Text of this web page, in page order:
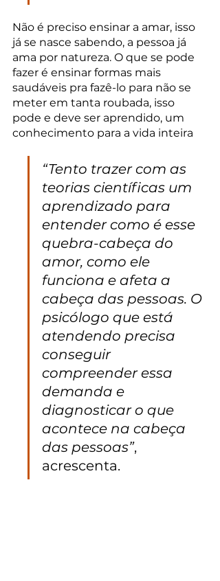
Não é preciso ensinar a amar, isso
já se nasce sabendo, a pessoa já
ama por natureza. O que se pode
fazer é ensinar formas mais
saudáveis pra fazê-lo para não se
meter em tanta roubada, isso
pode e deve ser aprendido, um
conhecimento para a vida inteira
“Tento trazer com as
teorias científicas um
aprendizado para
entender como é esse
quebra-cabeça do
amor, como ele
funciona e afeta a
cabeça das pessoas. O
psicólogo que está
atendendo precisa
conseguir
compreender essa
demanda e
diagnosticar o que
acontece na cabeça
das pessoas”,
acrescenta.